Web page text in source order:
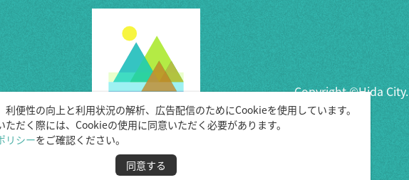
Copyright ©Hida City.
利便性の向上と利用状況の解析、広告配信のためにCookieを使用しています。
ただく際には、Cookieの使用に同意いただく必要があります。
リシーをご確認ください。
同意する